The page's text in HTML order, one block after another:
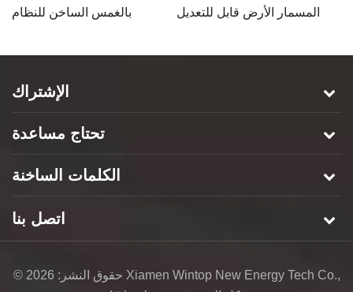
بالغمس الساخن للنظام
المسمار الأرض قابل للتعديل
الإشتراك
تحتاج مساعدة
الكلمات الساخنة
اتصل بنا
© حقوق النشر: 2026 Xiamen Wintop New Energy Tech Co.,